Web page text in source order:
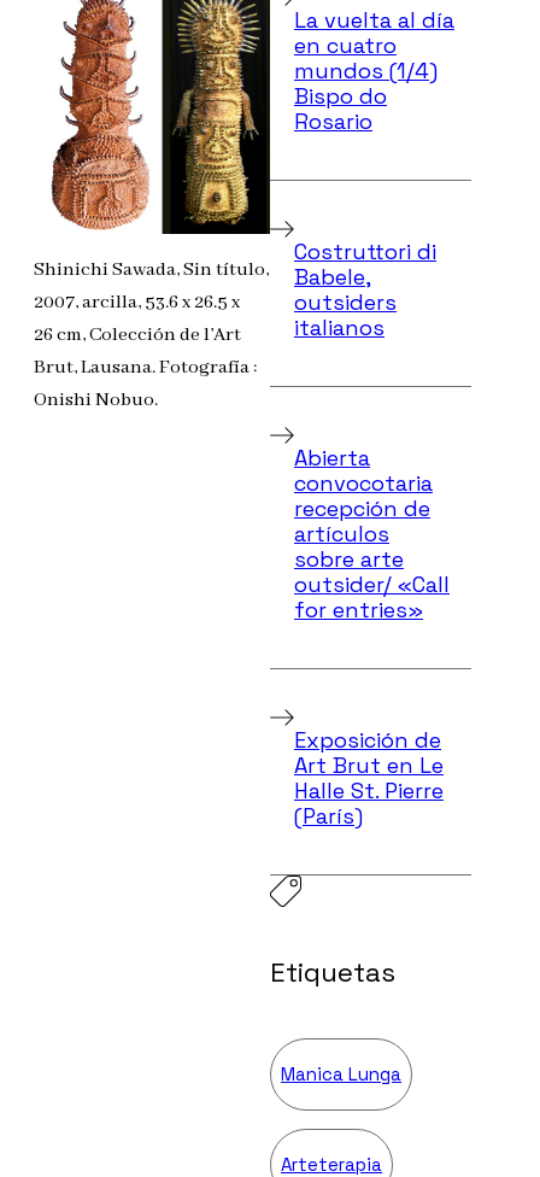
Shinichi Sawada, Sin título,
2007, arcilla, 53.6 x 26.5 x
26 cm, Colección de l’Art
Brut, Lausana. Fotografía :
Onishi Nobuo.
La vuelta al día
en cuatro
mundos (1/4)
Bispo do
Rosario
Costruttori di
Babele,
outsiders
italianos
Abierta
convocotaria
recepción de
artículos
sobre arte
outsider/ «Call
for entries»
Exposición de
Art Brut en Le
Halle St. Pierre
(París)
Etiquetas
Manica Lunga
Arteterapia